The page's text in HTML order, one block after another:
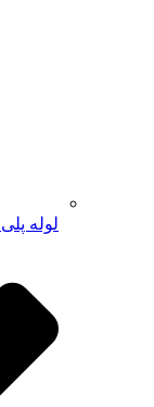
لوله پلی اتیلن 10